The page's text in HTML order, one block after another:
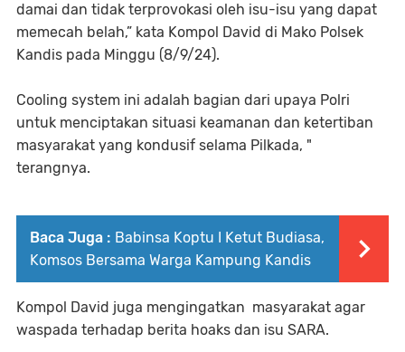
damai dan tidak terprovokasi oleh isu-isu yang dapat
memecah belah,” kata Kompol David di Mako Polsek
Kandis pada Minggu (8/9/24).
Cooling system ini adalah bagian dari upaya Polri
untuk menciptakan situasi keamanan dan ketertiban
masyarakat yang kondusif selama Pilkada, "
terangnya.
Baca Juga : Babinsa Koptu I Ketut Budiasa,
Komsos Bersama Warga Kampung Kandis
Kompol David juga mengingatkan masyarakat agar
waspada terhadap berita hoaks dan isu SARA.